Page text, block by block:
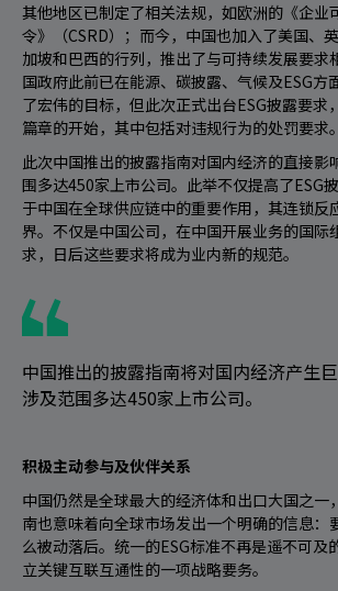
其他地区已制定了相关法规，如欧洲的《企业
令》（CSRD）；而今，中国也加入了美国、
加坡和巴西的行列，推出了与可持续发展要求
国政府此前已在能源、碳披露、气候及ESG方
了宏伟的目标，但此次正式出台ESG披露要求
篇章的开始，其中包括对违规行为的处罚要求。
此次中国推出的披露指南对国内经济的直接影
围多达450家上市公司。此举不仅提高了ESG
于中国在全球供应链中的重要作用，其连锁反
界。不仅是中国公司，在中国开展业务的国际
求，日后这些要求将成为业内新的规范。
中国推出的披露指南将对国内经济产生巨
涉及范围多达450家上市公司。
积极主动参与及伙伴关系
中国仍然是全球最大的经济体和出口大国之一
南也意味着向全球市场发出一个明确的信息：
么被动落后。统一的ESG标准不再是遥不可及
立关键互联互通性的一项战略要务。